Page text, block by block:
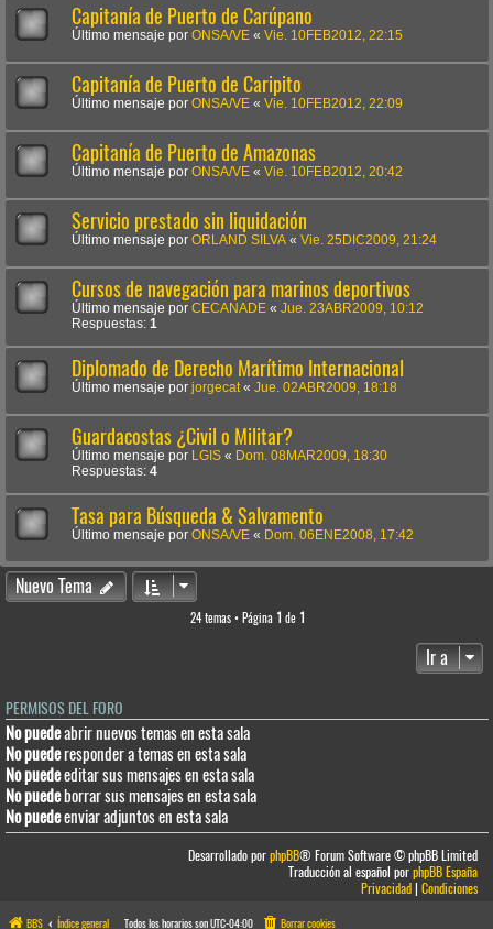
Capitanía de Puerto de Carúpano
Último mensaje por ONSA/VE « Vie. 10FEB2012, 22:15
Capitanía de Puerto de Caripito
Último mensaje por ONSA/VE « Vie. 10FEB2012, 22:09
Capitanía de Puerto de Amazonas
Último mensaje por ONSA/VE « Vie. 10FEB2012, 20:42
Servicio prestado sin liquidación
Último mensaje por ORLAND SILVA « Vie. 25DIC2009, 21:24
Cursos de navegación para marinos deportivos
Último mensaje por CECANADE « Jue. 23ABR2009, 10:12
Respuestas: 1
Diplomado de Derecho Marítimo Internacional
Último mensaje por jorgecat « Jue. 02ABR2009, 18:18
Guardacostas ¿Civil o Militar?
Último mensaje por LGIS « Dom. 08MAR2009, 18:30
Respuestas: 4
Tasa para Búsqueda & Salvamento
Último mensaje por ONSA/VE « Dom. 06ENE2008, 17:42
Nuevo Tema
24 temas • Página 1 de 1
Ir a
PERMISOS DEL FORO
No puedeabrir nuevos temas en esta sala
No puederesponder a temas en esta sala
No puedeeditar sus mensajes en esta sala
No puedeborrar sus mensajes en esta sala
No puedeenviar adjuntos en esta sala
Desarrollado porphpBB® Forum Software © phpBB Limited
Traducción al español porphpBB España
Privacidad|Condiciones
BBS Índice general Todos los horarios sonUTC-04:00 Borrar cookies